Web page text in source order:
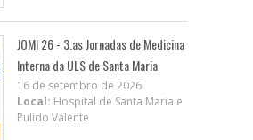
JOMI 26 - 3.as Jornadas de Medicina
Interna da ULS de Santa Maria
16 de setembro de 2026
Local: Hospital de Santa Maria e
Pulido Valente